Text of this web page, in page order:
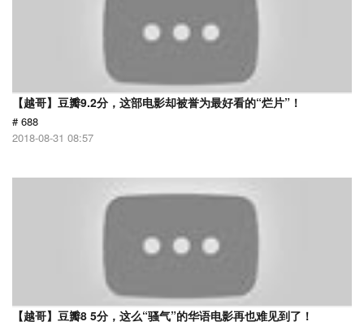
【越哥】豆瓣9.2分，这部电影却被誉为最好看的“烂片”！
# 688
2018-08-31 08:57
【越哥】豆瓣8 5分，这么“骚气”的华语电影再也难见到了！